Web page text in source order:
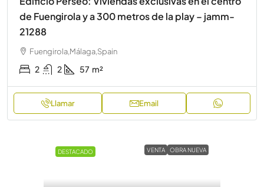
de Fuengirola y a 300 metros de la play – jamm-
21288
Fuengirola,Málaga,Spain
2 2 57 m²
Llamar Email
DESTACADO VENTA OBRA NUEVA